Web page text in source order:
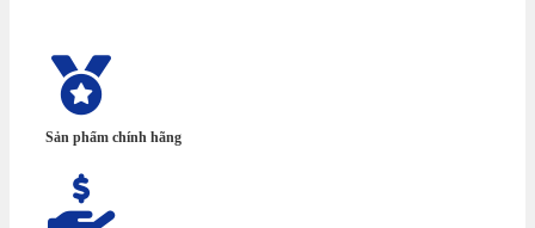
Sản phẩm chính hãng